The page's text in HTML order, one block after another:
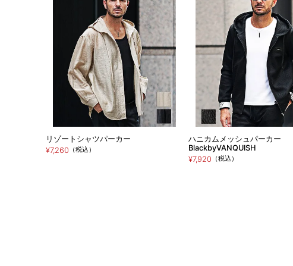
リゾートシャツパーカー
¥7,260 （税込）
ハニカムメッシュパーカー
BlackbyVANQUISH
¥7,920 （税込）